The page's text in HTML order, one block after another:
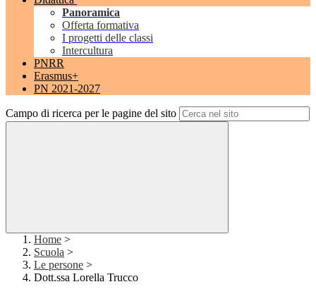
Panoramica
Offerta formativa
I progetti delle classi
Intercultura
PNRR
Erasmus+
PN 2021-2027
Campo di ricerca per le pagine del sito
Home >
Scuola >
Le persone >
Dott.ssa Lorella Trucco